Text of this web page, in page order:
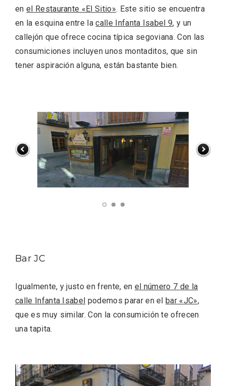
en el Restaurante «El Sitio». Este sitio se encuentra
en la esquina entre lacalle Infanta Isabel 9, y un
callejón que ofrece cocina típica segoviana. Con las
consumiciones incluyen unos montaditos, que sin
tener aspiración alguna, están bastante bien.
Bar JC
Igualmente, y justo en frente, en el número 7 de la
calle Infanta Isabel podemos parar en el bar «JC»,
que es muy similar. Con la consumición te ofrecen
una tapita.